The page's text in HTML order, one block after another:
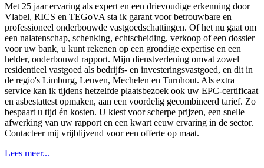
Met 25 jaar ervaring als expert en een drievoudige erkenning door
Vlabel, RICS en TEGoVA sta ik garant voor betrouwbare en
professioneel onderbouwde vastgoedschattingen. Of het nu gaat om
een nalatenschap, schenking, echtscheiding, verkoop of een dossier
voor uw bank, u kunt rekenen op een grondige expertise en een
helder, onderbouwd rapport. Mijn dienstverlening omvat zowel
residentieel vastgoed als bedrijfs- en investeringsvastgoed, en dit in
de regio's Limburg, Leuven, Mechelen en Turnhout. Als extra
service kan ik tijdens hetzelfde plaatsbezoek ook uw EPC-certificaat
en asbestattest opmaken, aan een voordelig gecombineerd tarief. Zo
bespaart u tijd én kosten. U kiest voor scherpe prijzen, een snelle
afwerking van uw rapport en een kwart eeuw ervaring in de sector.
Contacteer mij vrijblijvend voor een offerte op maat.
Lees meer...